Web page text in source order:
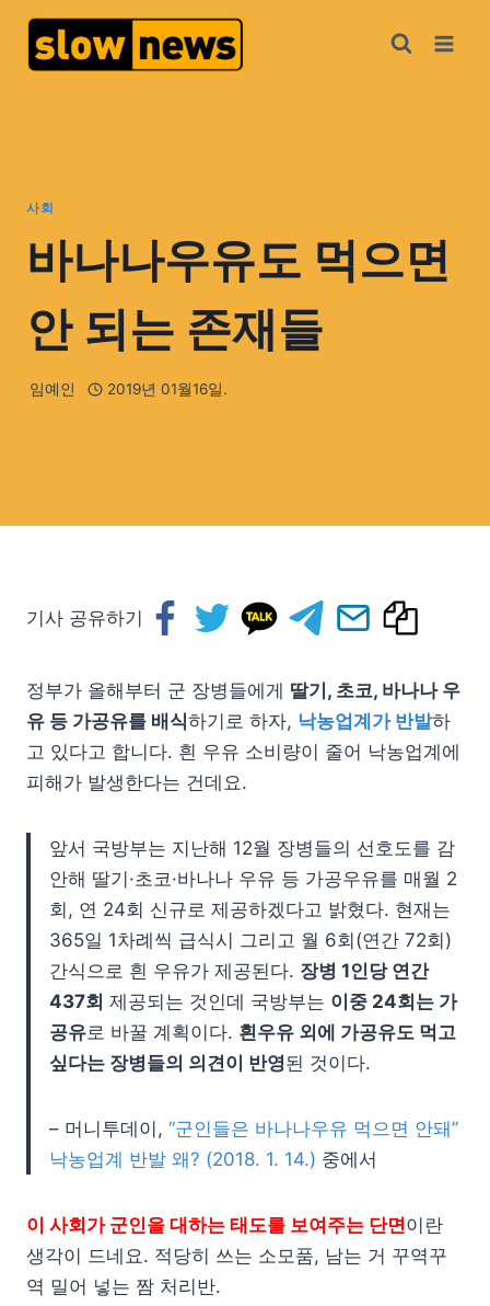
사회
바나나우유도 먹으면
안 되는 존재들
임예인 2019년 01월16일.
기사 공유하기
정부가 올해부터 군 장병들에게 딸기, 초코, 바나나 우
유 등 가공유를 배식하기로 하자, 낙농업계가 반발하
고 있다고 합니다. 흰 우유 소비량이 줄어 낙농업계에
피해가 발생한다는 건데요.
앞서 국방부는 지난해 12월 장병들의 선호도를 감
안해 딸기·초코·바나나 우유 등 가공우유를 매월 2
회, 연 24회 신규로 제공하겠다고 밝혔다. 현재는
365일 1차례씩 급식시 그리고 월 6회(연간 72회)
간식으로 흰 우유가 제공된다. 장병 1인당 연간
437회 제공되는 것인데 국방부는 이중 24회는 가
공유로 바꿀 계획이다. 흰우유 외에 가공유도 먹고
싶다는 장병들의 의견이 반영된 것이다.
– 머니투데이, “군인들은 바나나우유 먹으면 안돼”
낙농업계 반발 왜? (2018. 1. 14.) 중에서
이 사회가 군인을 대하는 태도를 보여주는 단면이란
생각이 드네요. 적당히 쓰는 소모품, 남는 거 꾸역꾸
역 밀어 넣는 짬 처리반.